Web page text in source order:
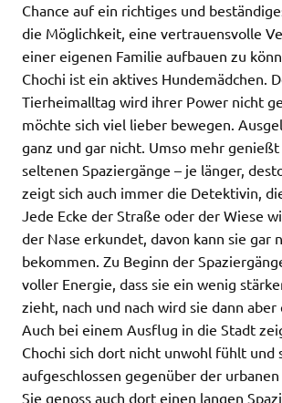
Chance auf ein richtiges und
die Möglichkeit, eine vertrauensvolle
einer eigenen Familie aufbauen zu
Chochi ist ein aktives Hundemädchen.
Tierheimalltag wird ihrer Power nicht
möchte sich viel lieber bewegen.
ganz und gar nicht. Umso mehr genießt
seltenen Spaziergänge – je länger,
zeigt sich auch immer die Detektivin,
Jede Ecke der Straße oder der Wiese
der Nase erkundet, davon kann sie gar
bekommen. Zu Beginn der
voller Energie, dass sie ein wenig
zieht, nach und nach wird sie dann aber
Auch bei einem Ausflug in die Stadt
Chochi sich dort nicht unwohl fühlt und
aufgeschlossen gegenüber der
Sie genoss auch dort einen langen